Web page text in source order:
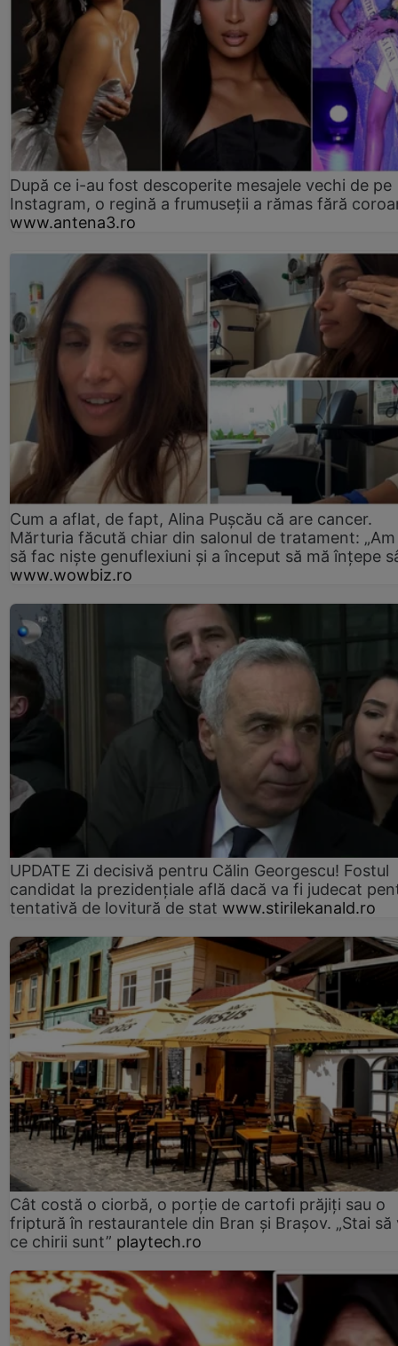
După ce i-au fost descoperite mesajele vechi de pe
Instagram, o regină a frumuseții a rămas fără
www.antena3.ro
Cum a aflat, de fapt, Alina Pușcău că are cancer.
Mărturia făcută chiar din salonul de tratament:
să fac niște genuflexiuni și a început să mă înțepe
www.wowbiz.ro
UPDATE Zi decisivă pentru Călin Georgescu! Fostul
candidat la prezidențiale află dacă va fi judecat
tentativă de lovitură de stat www.stirilekanald.ro
Cât costă o ciorbă, o porţie de cartofi prăjiţi sau o
friptură în restaurantele din Bran şi Braşov. „Stai să
ce chirii sunt” playtech.ro